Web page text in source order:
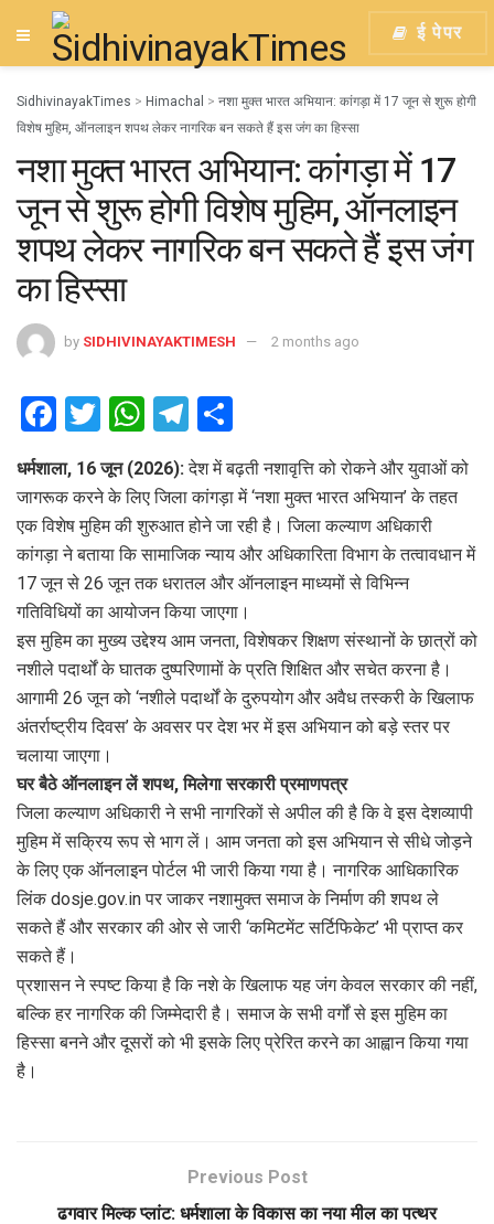
ई पेपर
SidhivinayakTimes > Himachal > नशा मुक्त भारत अभियान: कांगड़ा में 17 जून से शुरू होगी
विशेष मुहिम, ऑनलाइन शपथ लेकर नागरिक बन सकते हैं इस जंग का हिस्सा
नशा मुक्त भारत अभियान: कांगड़ा में 17
जून से शुरू होगी विशेष मुहिम, ऑनलाइन
शपथ लेकर नागरिक बन सकते हैं इस जंग
का हिस्सा
by SIDHIVINAYAKTIMESH 2 months ago
F
ce
b
o
o
k
T
wi
tt
er
W
at
s
A
p
p
T
el
e
gr
a
m
h
ar
e
धर्मशाला, 16 जून (2026): देश में बढ़ती नशावृत्ति को रोकने और युवाओं को
जागरूक करने के लिए जिला कांगड़ा में ‘नशा मुक्त भारत अभियान’ के तहत
एक विशेष मुहिम की शुरुआत होने जा रही है। जिला कल्याण अधिकारी
कांगड़ा ने बताया कि सामाजिक न्याय और अधिकारिता विभाग के तत्वावधान में
17 जून से 26 जून तक धरातल और ऑनलाइन माध्यमों से विभिन्न
गतिविधियों का आयोजन किया जाएगा।
इस मुहिम का मुख्य उद्देश्य आम जनता, विशेषकर शिक्षण संस्थानों के छात्रों को
नशीले पदार्थों के घातक दुष्परिणामों के प्रति शिक्षित और सचेत करना है।
आगामी 26 जून को ‘नशीले पदार्थों के दुरुपयोग और अवैध तस्करी के खिलाफ
अंतर्राष्ट्रीय दिवस’ के अवसर पर देश भर में इस अभियान को बड़े स्तर पर
चलाया जाएगा।
घर बैठे ऑनलाइन लें शपथ, मिलेगा सरकारी प्रमाणपत्र
जिला कल्याण अधिकारी ने सभी नागरिकों से अपील की है कि वे इस देशव्यापी
मुहिम में सक्रिय रूप से भाग लें। आम जनता को इस अभियान से सीधे जोड़ने
के लिए एक ऑनलाइन पोर्टल भी जारी किया गया है। नागरिक आधिकारिक
लिंक dosje.gov.in पर जाकर नशामुक्त समाज के निर्माण की शपथ ले
सकते हैं और सरकार की ओर से जारी ‘कमिटमेंट सर्टिफिकेट’ भी प्राप्त कर
सकते हैं।
प्रशासन ने स्पष्ट किया है कि नशे के खिलाफ यह जंग केवल सरकार की नहीं,
बल्कि हर नागरिक की जिम्मेदारी है। समाज के सभी वर्गों से इस मुहिम का
हिस्सा बनने और दूसरों को भी इसके लिए प्रेरित करने का आह्वान किया गया
है।
Previous Post
ढगवार मिल्क प्लांट: धर्मशाला के विकास का नया मील का पत्थर